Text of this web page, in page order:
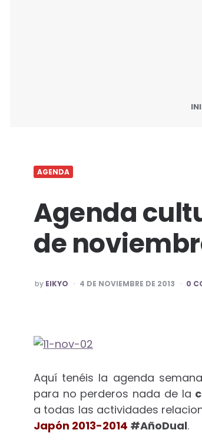
AGENDA
Agenda
de
POSTED
BY
by EIKYO 4 DE NOVIEMBRE DE 2013 0
Aquí tenéis la agenda
para no perderos nada de la
a todas las actividades
Japón 2013-2014 #AñoDual.